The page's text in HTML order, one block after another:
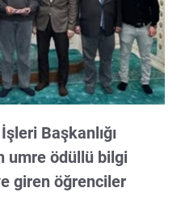
Başkanlığı
umre ödüllü bilgi
giren öğrenciler